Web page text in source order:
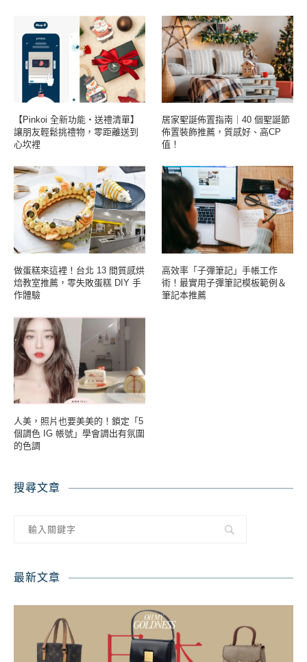
【Pinkoi 全新功能・送禮清單】
讓朋友輕鬆挑禮物，零距離送到
心坎裡
居家聖誕佈置指南｜40 個聖誕節
佈置裝飾推薦，質感好、高CP
值！
做蛋糕來這裡！台北 13 間質感烘
焙教室推薦，零失敗蛋糕 DIY 手
作體驗
高效率「子彈筆記」手帳工作
術！最實用子彈筆記模板範例＆
筆記本推薦
人美，照片也要美美的！鎖定「5
個調色 IG 帳號」學會調出有氛圍
的色調
搜尋文章
最新文章